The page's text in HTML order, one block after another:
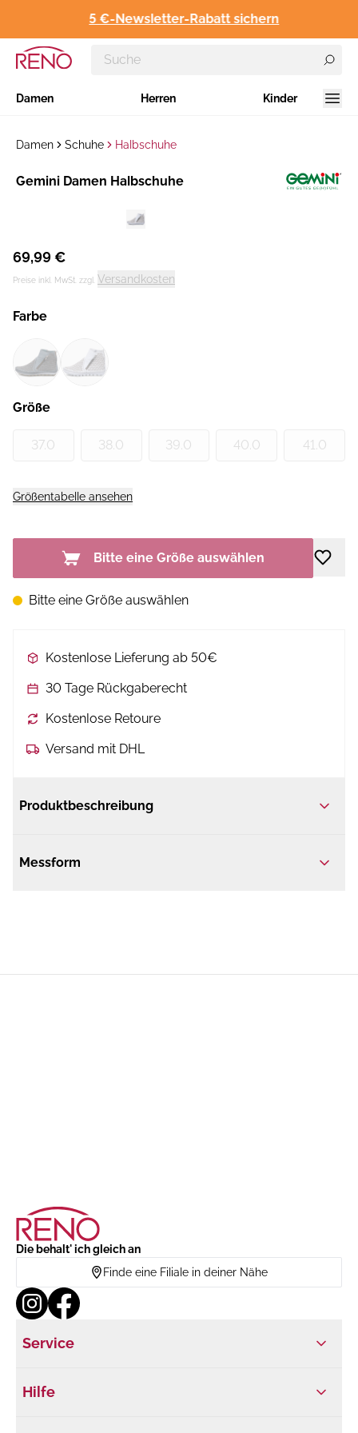
5 €-Newsletter-Rabatt sichern
Damen Herren Kinder
Damen Schuhe Halbschuhe
Hersteller:
Gemini Damen Halbschuhe
69,99 €
Preise inkl. MwSt. zzgl. Versandkosten
Farbe
Größe
37.0 38.0 39.0 40.0 41.0
Größentabelle ansehen
Bitte eine Größe auswählen
Bitte eine Größe auswählen
Kostenlose Lieferung ab 50€
30 Tage Rückgaberecht
Kostenlose Retoure
Versand mit DHL
Produktbeschreibung
Messform
Die behalt' ich gleich an
Finde eine Filiale in deiner Nähe
Service
Hilfe